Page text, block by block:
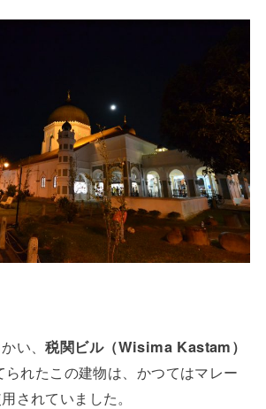
い、税関ビル（Wisima Kastam）
れたこの建物は、かつてはマレー
されていました。